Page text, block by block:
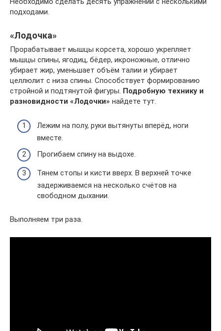
подходами.
«Лодочка»
Прорабатывает мышцы корсета, хорошо укрепляет
мышцы спины, ягодиц, бёдер, икроножные, отлично
убирает жир, уменьшает объём талии и убирает
целлюлит с низа спины. Способствует формированию
стройной и подтянутой фигуры. Подробную технику и
разновидности «Лодочки» найдете тут.
Лежим на полу, руки вытянуты вперёд, ноги
вместе.
Прогибаем спину на выдохе.
Тянем стопы и кисти вверх. В верхней точке
задерживаемся на несколько счётов на
свободном дыхании.
Выполняем три раза.